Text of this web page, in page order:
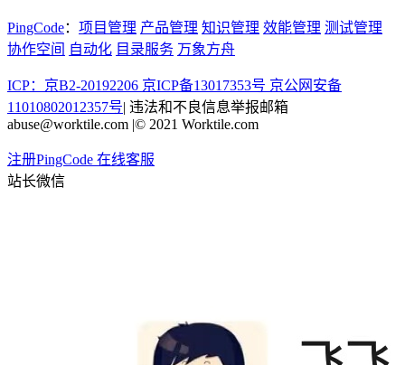
PingCode： 项目管理 产品管理 知识管理 效能管理 测试管理
协作空间 自动化 目录服务 万象方舟
ICP：京B2-20192206 京ICP备13017353号 京公网安备
11010802012357号| 违法和不良信息举报邮箱
abuse@worktile.com |© 2021 Worktile.com
注册PingCode 在线客服
站长微信